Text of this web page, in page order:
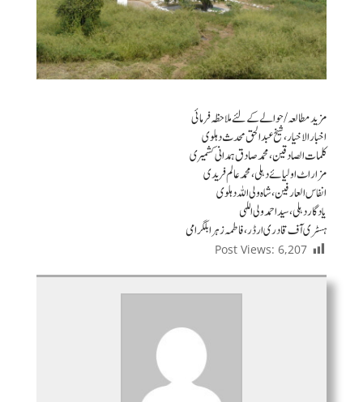
مزید مطالعہ / حوالے کے لئے ملاحظہ فرمائی
اخبار الاخیار ، شیخ عبد الحق محدث دہلوی
کلمات الصادقین ، محمد صادق ہمدانی کشمیری
مزاراٹ اولیائے دہلی ، محمد عالم فریدی
انفاس العارفین ، شاہ ولی اللہ دہلوی
یادگار دہلی ، سید احمد ولی اللہی
ہسٹری آف قادری ارڈر ، فاطمہ زہرا بلگرامی
Post Views: 6,207